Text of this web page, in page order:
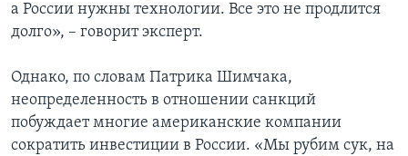
а России нужны технологии. Все это не продлится
долго», – говорит эксперт.
Однако, по словам Патрика Шимчака,
неопределенность в отношении санкций
побуждает многие американские компании
сократить инвестиции в России. «Мы рубим сук, на